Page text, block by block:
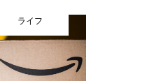
ライフ